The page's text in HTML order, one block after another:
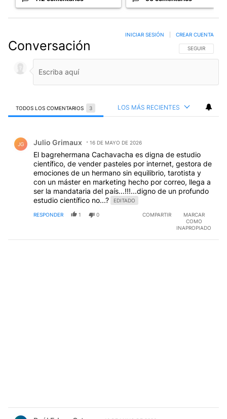
Conversación SIGA ESTA
SEGUIR
INICIAR SESIÓN CREAR CUENTA
TODOS LOS COMENTARIOS 3 LOS MÁS RECIENTES
JG Julio Grimaux 16 DE MAYO DE 2026
El bagrehermana Cachavacha es digna de estudio
científico, de vender pasteles por internet, gestora de
emociones de un hermano sin equilibrio, tarotista y
con un máster en marketing hecho por correo, llega a
ser la mandataria del país...!!!...digno de un profundo
estudio científico no...?
EDITADO
RESPONDER 1 0 COMPARTIR
MARCAR
COMO
INAPROPIADO